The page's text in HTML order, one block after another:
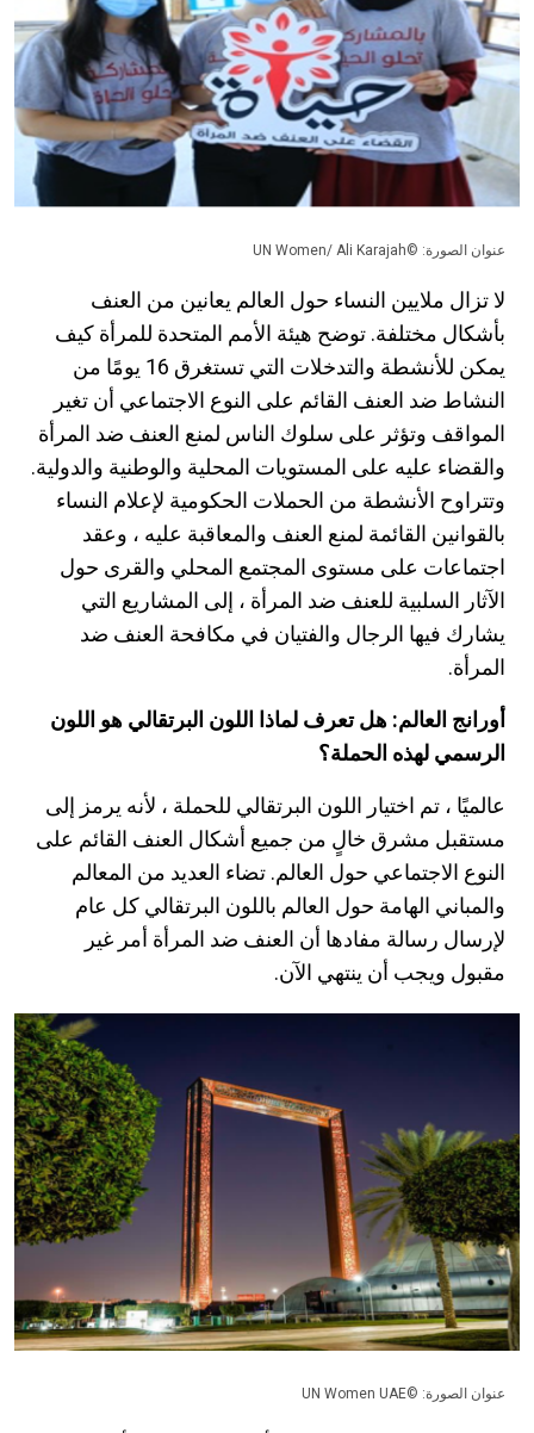
عنوان الصورة: ©UN Women/ Ali Karajah
لا تزال ملايين النساء حول العالم يعانين من العنف
بأشكال مختلفة. توضح هيئة الأمم المتحدة للمرأة كيف
يمكن للأنشطة والتدخلات التي تستغرق 16 يومًا من
النشاط ضد العنف القائم على النوع الاجتماعي أن تغير
المواقف وتؤثر على سلوك الناس لمنع العنف ضد المرأة
والقضاء عليه على المستويات المحلية والوطنية والدولية.
وتتراوح الأنشطة من الحملات الحكومية لإعلام النساء
بالقوانين القائمة لمنع العنف والمعاقبة عليه ، وعقد
اجتماعات على مستوى المجتمع المحلي والقرى حول
الآثار السلبية للعنف ضد المرأة ، إلى المشاريع التي
يشارك فيها الرجال والفتيان في مكافحة العنف ضد
المرأة.
أورانج العالم: هل تعرف لماذا اللون البرتقالي هو اللون
الرسمي لهذه الحملة؟
عالميًا ، تم اختيار اللون البرتقالي للحملة ، لأنه يرمز إلى
مستقبل مشرق خالٍ من جميع أشكال العنف القائم على
النوع الاجتماعي حول العالم. تضاء العديد من المعالم
والمباني الهامة حول العالم باللون البرتقالي كل عام
لإرسال رسالة مفادها أن العنف ضد المرأة أمر غير
مقبول ويجب أن ينتهي الآن.
عنوان الصورة: ©UN Women UAE